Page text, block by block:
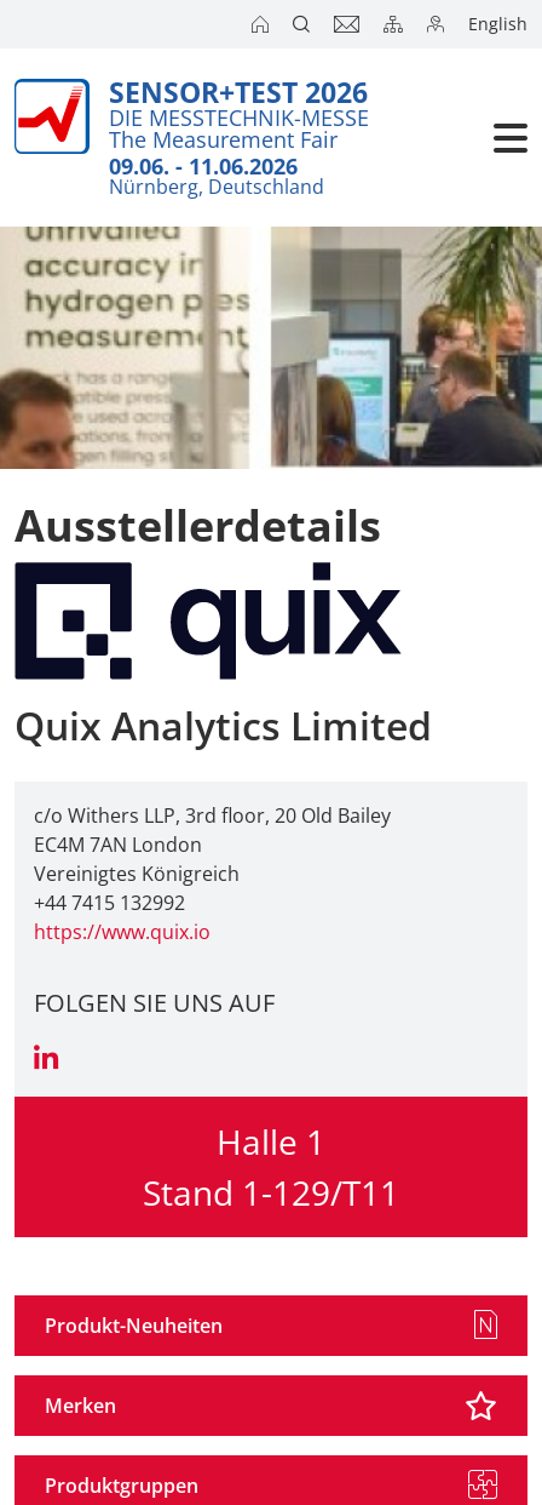
English
SENSOR+TEST 2026
DIE MESSTECHNIK-MESSE
The Measurement Fair
09.06. - 11.06.2026
Nürnberg, Deutschland
Ausstellerdetails
Quix Analytics Limited
c/o Withers LLP, 3rd floor, 20 Old Bailey
EC4M 7AN London
Vereinigtes Königreich
+44 7415 132992
https://www.quix.io
FOLGEN SIE UNS AUF
Halle 1
Stand 1-129/T11
Produkt-Neuheiten
Merken
Produktgruppen